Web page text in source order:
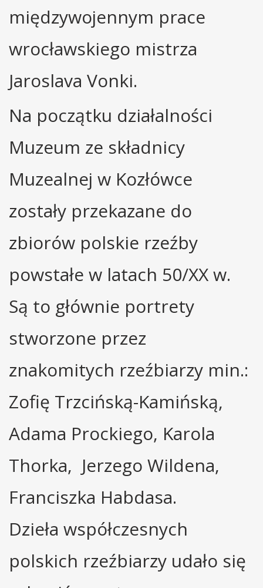
międzywojennym prace
wrocławskiego mistrza
Jaroslava Vonki.
Na początku działalności
Muzeum ze składnicy
Muzealnej w Kozłówce
zostały przekazane do
zbiorów polskie rzeźby
powstałe w latach 50/XX w.
Są to głównie portrety
stworzone przez
znakomitych rzeźbiarzy min.:
Zofię Trzcińską-Kamińską,
Adama Prockiego, Karola
Thorka, Jerzego Wildena,
Franciszka Habdasa.
Dzieła współczesnych
polskich rzeźbiarzy udało się